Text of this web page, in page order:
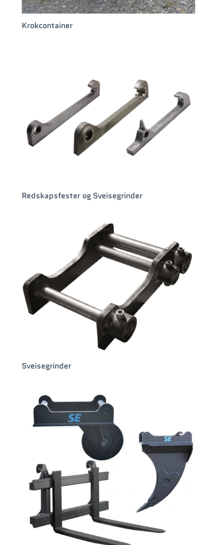
Krokcontainer
Redskapsfester og Sveisegrinder
Sveisegrinder